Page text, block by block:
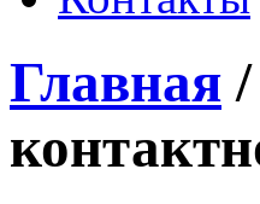
Главная /